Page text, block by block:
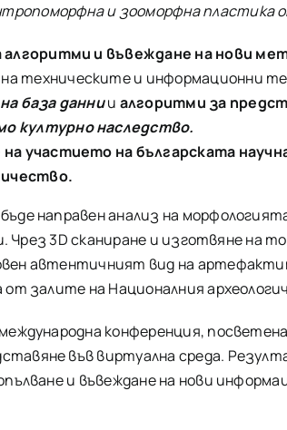
и зооморфна пластика
алгоритми и въвеждане на нови
техническите и информационни
база даннии алгоритми за
културно наследство.
участието на българската
направен анализ на
3D сканиране и изготвяне на
автентичният вид на
залите на Националния
конференция,
във виртуална среда.
и въвеждане на нови